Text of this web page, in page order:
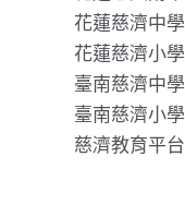
花蓮慈濟中學
花蓮慈濟小學
臺南慈濟中學
臺南慈濟小學
慈濟教育平台